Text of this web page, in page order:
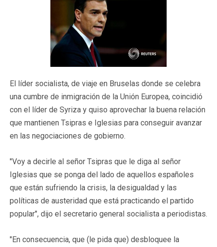
El líder socialista, de viaje en Bruselas donde se celebra
una cumbre de inmigración de la Unión Europea, coincidió
con el líder de Syriza y quiso aprovechar la buena relación
que mantienen Tsipras e Iglesias para conseguir avanzar
en las negociaciones de gobierno.
"Voy a decirle al señor Tsipras que le diga al señor
Iglesias que se ponga del lado de aquellos españoles
que están sufriendo la crisis, la desigualdad y las
políticas de austeridad que está practicando el partido
popular", dijo el secretario general socialista a periodistas.
"En consecuencia, que (le pida que) desbloquee la